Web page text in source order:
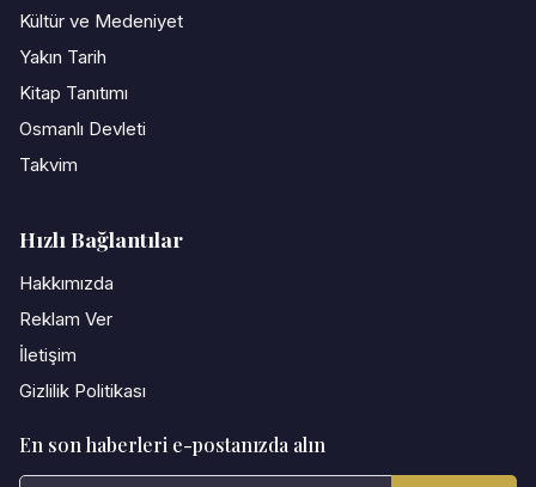
Kültür ve Medeniyet
Yakın Tarih
Kitap Tanıtımı
Osmanlı Devleti
Takvim
Hızlı Bağlantılar
Hakkımızda
Reklam Ver
İletişim
Gizlilik Politikası
En son haberleri e-postanızda alın